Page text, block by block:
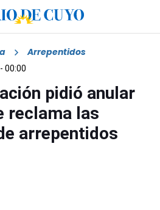
Arrepentidos
00:00
pidió anular
reclama las
arrepentidos